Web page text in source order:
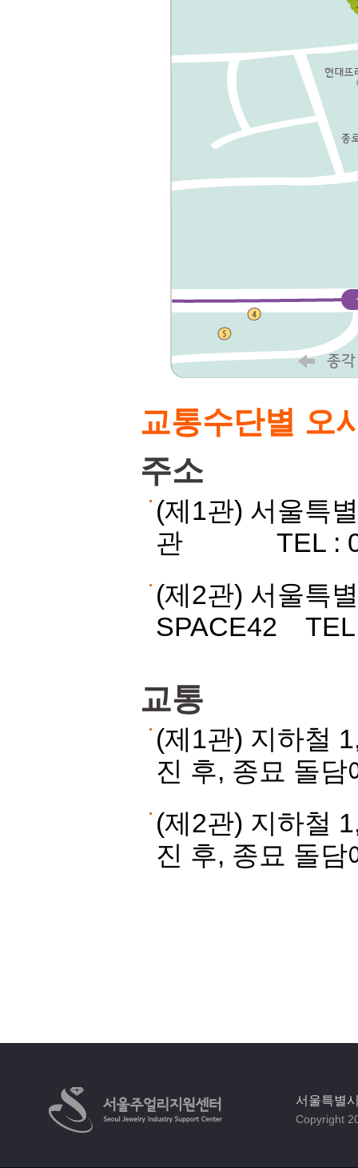
교통수단별 오
주소
(제1관) 서울특
관 TEL :
(제2관) 서울특
SPACE42 TEL
교통
(제1관) 지하철
진 후, 종묘 돌
(제2관) 지하철
진 후, 종묘 돌
서울특별
Copyright